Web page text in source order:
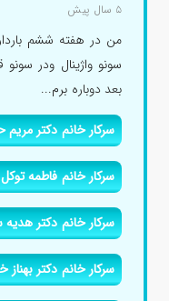
۵ سال پیش
من در هفته ششم
سونو واژینال ودر
بعد دوباره برم...
سرکار خانم دکتر مریم
سرکار خانم فاطمه
سرکار خانم دکتر
سرکار خانم دکتر